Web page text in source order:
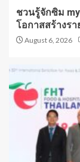
ชวนรู้จักซิม
โอกาสสร้างร
August 6, 2026